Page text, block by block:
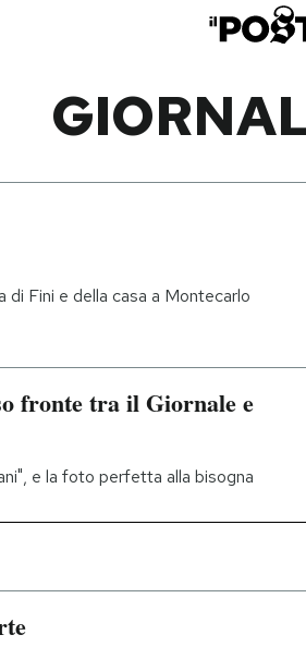
di Fini e della casa a Montecarlo
fronte tra il Giornale e
e la foto perfetta alla bisogna